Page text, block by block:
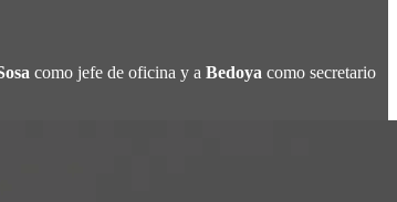
como jefe de oficina y a Bedoya como secretario